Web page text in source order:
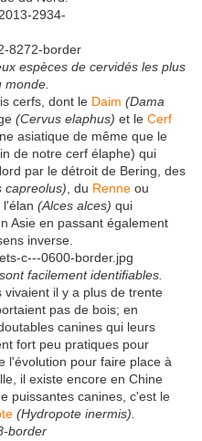
espèces de cervidés les plus
monde.
cerfs, dont le Daim (Dama
(Cervus elaphus) et le Cerf
asiatique de même que le
de notre cerf élaphe) qui
par le détroit de Bering, des
capreolus) , du Renne ou
l'élan (Alces alces) qui
Asie en passant également
inverse.
facilement identifiables.
vivaient il y a plus de trente
pas de bois; en
canines qui leurs
fort peu pratiques pour
l'évolution pour faire place à
il existe encore en Chine
puissantes canines, c'est le
(Hydropote inermis).